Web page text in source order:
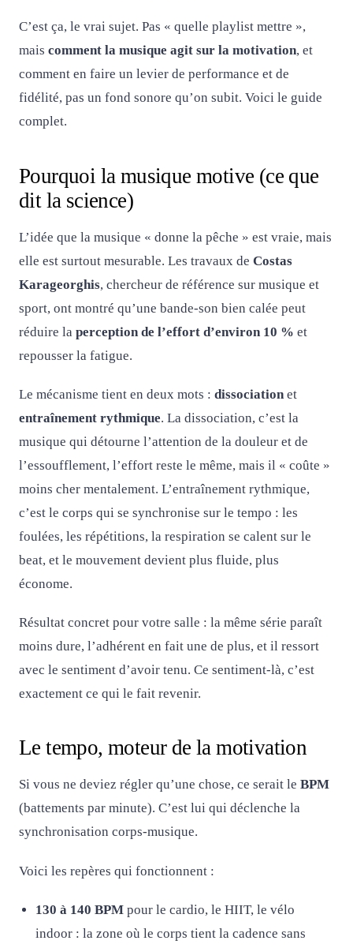
C’est ça, le vrai sujet. Pas « quelle playlist mettre »,
mais comment la musique agit sur la motivation, et
comment en faire un levier de performance et de
fidélité, pas un fond sonore qu’on subit. Voici le guide
complet.
Pourquoi la musique motive (ce que
dit la science)
L’idée que la musique « donne la pêche » est vraie, mais
elle est surtout mesurable. Les travaux de Costas
Karageorghis, chercheur de référence sur musique et
sport, ont montré qu’une bande-son bien calée peut
réduire la perception de l’effort d’environ 10 % et
repousser la fatigue.
Le mécanisme tient en deux mots : dissociation et
entraînement rythmique. La dissociation, c’est la
musique qui détourne l’attention de la douleur et de
l’essoufflement, l’effort reste le même, mais il « coûte »
moins cher mentalement. L’entraînement rythmique,
c’est le corps qui se synchronise sur le tempo : les
foulées, les répétitions, la respiration se calent sur le
beat, et le mouvement devient plus fluide, plus
économe.
Résultat concret pour votre salle : la même série paraît
moins dure, l’adhérent en fait une de plus, et il ressort
avec le sentiment d’avoir tenu. Ce sentiment-là, c’est
exactement ce qui le fait revenir.
Le tempo, moteur de la motivation
Si vous ne deviez régler qu’une chose, ce serait le BPM
(battements par minute). C’est lui qui déclenche la
synchronisation corps-musique.
Voici les repères qui fonctionnent :
130 à 140 BPMpour le cardio, le HIIT, le vélo
indoor : la zone où le corps tient la cadence sans